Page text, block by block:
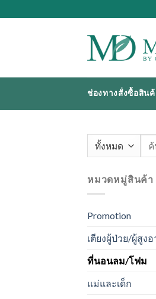
to
ช่องทางสั่งซื้อสินค้
ค้น
หมวดหมู่สินค้า
Promotion
เตียงผู้ป่วย/ผู้สูงอ
ที่นอนลม/โฟม
แม่และเด็ก